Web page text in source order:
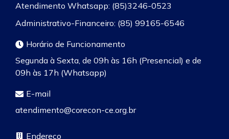
Atendimento Whatsapp: (85)3246-0523
Administrativo-Financeiro: (85) 99165-6546
Horário de Funcionamento
Segunda à Sexta, de 09h às 16h (Presencial) e de
09h às 17h (Whatsapp)
E-mail
atendimento@corecon-ce.org.br
Endereço